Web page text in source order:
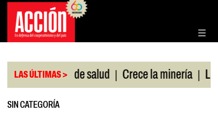
Saltar
contenido
LAS ÚLTIMAS >
cobertura de salud | Crece la minería | La
SIN CATEGORÍA